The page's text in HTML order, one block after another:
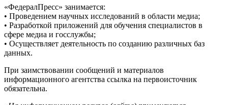
«ФедералПресс» занимается:
• Проведением научных исследований в области медиа;
• Разработкой приложений для обучения специалистов в
сфере медиа и госслужбы;
• Осуществляет деятельность по созданию различных баз
данных.
При заимствовании сообщений и материалов
информационного агентства ссылка на первоисточник
обязательна.